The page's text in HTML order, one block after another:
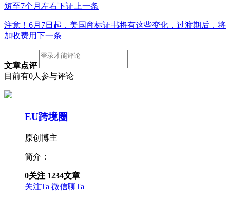
短至7个月左右下证 上一条
注意！6月7日起，美国商标证书将有这些变化，过渡期后，将
加收费用下一条
文章点评
目前有0人参与评论
EU跨境圈
原创博主
简介：
0关注 1234文章
关注Ta 微信聊Ta